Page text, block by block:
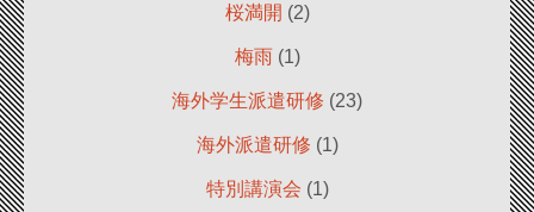
桜満開 (2)
梅雨(1)
海外学生派遣研修 (23)
海外派遣研修 (1)
特別講演会 (1)